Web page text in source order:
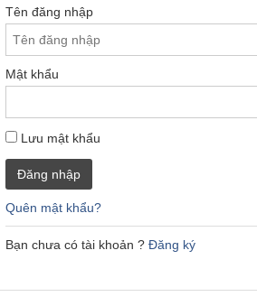
Tên đăng nhập
Mật khẩu
Lưu mật khẩu
Đăng nhập
Quên mật khẩu?
Bạn chưa có tài khoản ? Đăng ký